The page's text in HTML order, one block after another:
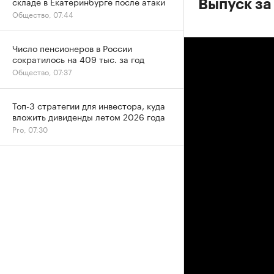
Выпуск
Общество, 07:44
Число пенсионеров в России
сократилось на 409 тыс. за год
Общество, 07:37
Топ-3 стратегии для инвестора, куда
вложить дивиденды летом 2026 года
Pro, 07:30